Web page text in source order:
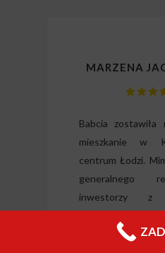
MARZENA
Babcia
mieszkanie w
centrum Łodzi.
generalnego
inwestorzy
Chciałabym